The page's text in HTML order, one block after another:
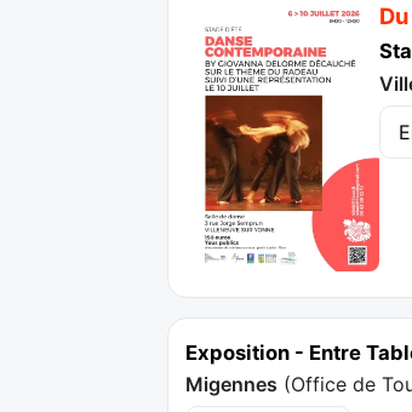
Exposition - Entre
Migennes (Office de